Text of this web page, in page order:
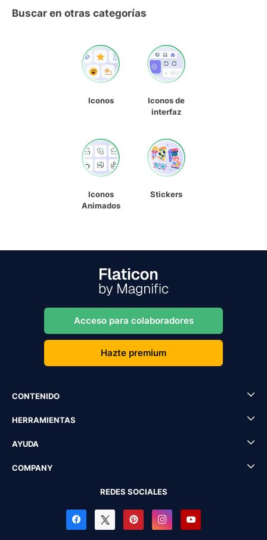
Buscar en otras categorías
Iconos
Iconos de
interfaz
Iconos
Animados
Stickers
Acceso para colaboradores
Hazte premium
CONTENIDO
HERRAMIENTAS
AYUDA
COMPANY
REDES SOCIALES